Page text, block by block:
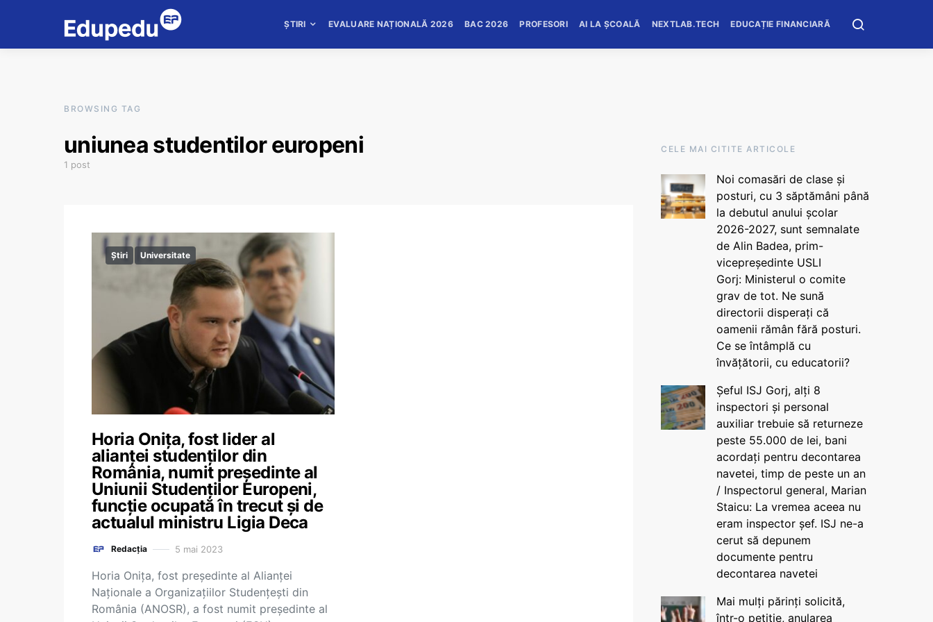
ȘTIRI EVALUARE NAȚIONALĂ 2026 BAC 2026 PROFESORI AI LA ȘCOALĂ NEXTLAB.TECH EDUCAȚIE FINANCIARĂ
BROWSING TAG
uniunea studentilor europeni
1 post
Știri Universitate
Horia Onița, fost lider al
alianței studenților din
România, numit președinte al
Uniunii Studenților Europeni,
funcție ocupată în trecut și de
actualul ministru Ligia Deca
Redacția 5 mai 2023
Horia Onița, fost președinte al Alianței
Naționale a Organizațiilor Studențești din
România (ANOSR), a fost numit președinte al
CELE MAI CITITE ARTICOLE
Noi comasări de clase și
posturi, cu 3 săptămâni până
la debutul anului școlar
2026-2027, sunt semnalate
de Alin Badea, prim-
vicepreședinte USLI
Gorj: Ministerul o comite
grav de tot. Ne sună
directorii disperați că
oamenii rămân fără posturi.
Ce se întâmplă cu
învățătorii, cu educatorii?
Șeful ISJ Gorj, alți 8
inspectori și personal
auxiliar trebuie să returneze
peste 55.000 de lei, bani
acordați pentru decontarea
navetei, timp de peste un an
/ Inspectorul general, Marian
Staicu: La vremea aceea nu
eram inspector șef. ISJ ne-a
cerut să depunem
documente pentru
decontarea navetei
Mai mulți părinți solicită,
într-o petiție, anularea